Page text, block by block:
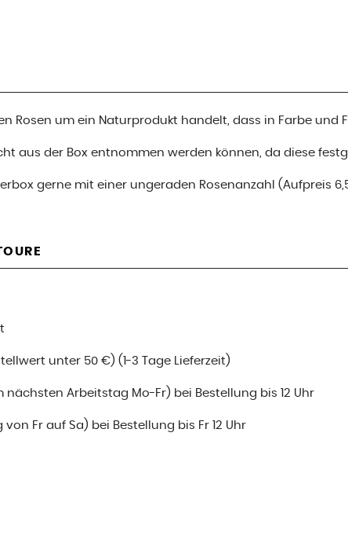
Rosen um ein Naturprodukt handelt, dass in Farbe und
aus der Box entnommen werden können, da diese
gerne mit einer ungeraden Rosenanzahl (Aufpreis
unter 50 €) (1-3 Tage Lieferzeit)
nächsten Arbeitstag Mo-Fr) bei Bestellung bis 12 Uhr
Fr auf Sa) bei Bestellung bis Fr 12 Uhr